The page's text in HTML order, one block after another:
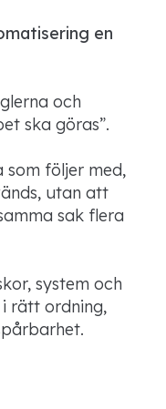
en
och
ska göras”.
som följer med,
utan att
sak flera
system och
rätt ordning,